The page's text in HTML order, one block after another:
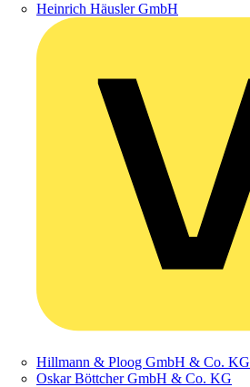
Heinrich Häusler GmbH
Hillmann & Ploog GmbH & Co. KG
Oskar Böttcher GmbH & Co. KG